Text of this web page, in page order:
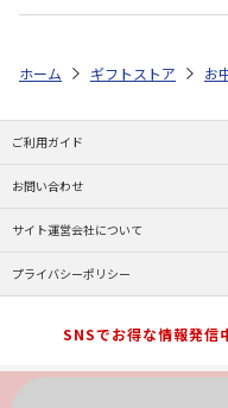
ホーム ギフトストア お
ご利用ガイド
お問い合わせ
サイト運営会社について
プライバシーポリシー
SNSでお得な情報発信